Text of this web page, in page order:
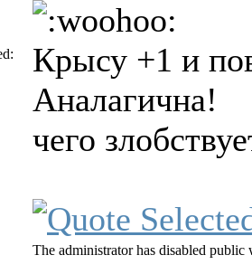
Крысу +1 и
Аналагична!
чего
The administrator has disabled public